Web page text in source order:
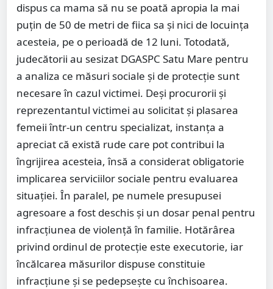
dispus ca mama să nu se poată apropia la mai
puțin de 50 de metri de fiica sa și nici de locuința
acesteia, pe o perioadă de 12 luni. Totodată,
judecătorii au sesizat DGASPC Satu Mare pentru
a analiza ce măsuri sociale și de protecție sunt
necesare în cazul victimei. Deși procurorii și
reprezentantul victimei au solicitat și plasarea
femeii într-un centru specializat, instanța a
apreciat că există rude care pot contribui la
îngrijirea acesteia, însă a considerat obligatorie
implicarea serviciilor sociale pentru evaluarea
situației. În paralel, pe numele presupusei
agresoare a fost deschis și un dosar penal pentru
infracțiunea de violență în familie. Hotărârea
privind ordinul de protecție este executorie, iar
încălcarea măsurilor dispuse constituie
infracțiune și se pedepsește cu închisoarea.